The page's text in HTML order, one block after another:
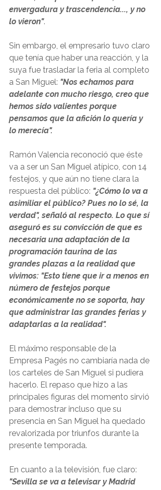
envergadura y trascendencia..., y no
lo vieron".
Sin embargo, el empresario tuvo claro
que tenía que haber una reacción, y la
suya fue trasladar la feria al completo
a San Miguel: "Nos echamos para
adelante con mucho riesgo, creo que
hemos sido valientes porque
pensamos que la afición lo quería y
lo merecía".
Ramón Valencia reconoció que éste
va a ser un San Miguel atípico, con 14
festejos, y que aún no tiene clara la
respuesta del público: "¿Cómo lo va a
asimiliar el público? Pues no lo sé, la
verdad", señaló al respecto. Lo que sí
aseguró es su convicción de que es
necesaria una adaptación de la
programación taurina de las
grandes plazas a la realidad que
vivimos: "Esto tiene que ir a menos en
número de festejos porque
económicamente no se soporta, hay
que administrar las grandes ferias y
adaptarlas a la realidad".
El máximo responsable de la
Empresa Pagés no cambiaría nada de
los carteles de San Miguel si pudiera
hacerlo. El repaso que hizo a las
principales figuras del momento sirvió
para demostrar incluso que su
presencia en San Miguel ha quedado
revalorizada por triunfos durante la
presente temporada.
En cuanto a la televisión, fue claro:
"Sevilla se va a televisar y Madrid